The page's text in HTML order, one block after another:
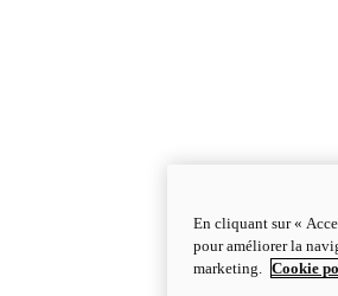
En cliquant sur «
pour améliorer la
marketing.
Cookie